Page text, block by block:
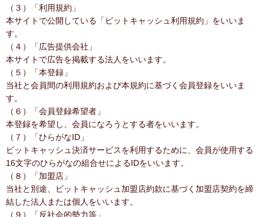
（３）「利用規約」
本サイトで公開している「ビットキャッシュ利用規約」をいいま
す。
（４）「広告提供会社」
本サイトで広告を掲載する法人をいいます。
（５）「本登録」
当社と会員間の利用規約および本規約に基づく会員登録をいいま
す。
（６）「会員登録希望者」
本登録を希望し、会員になろうとする者をいいます。
（７）「ひらがなID」
ビットキャッシュ決済サービスを利用するために、会員が使用する
16文字のひらがなの組合せによるIDをいいます。
（８）「加盟店」
当社と別途、ビットキャッシュ加盟店約款に基づく加盟店契約を締
結した法人または個人をいいます。
（９）「反社会的勢力等」